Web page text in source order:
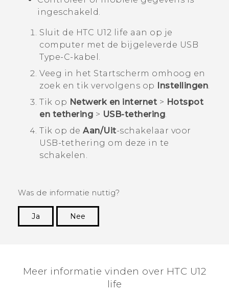
ingeschakeld.
Sluit de HTC U12 life aan op je
computer met de bijgeleverde USB
Type-C-kabel.
Veeg in het Startscherm omhoog en
zoek en tik vervolgens op
Instellingen.
Tik op Netwerk en internet > Hotspot
en tethering > USB-tethering.
Tik op de Aan/Uit-schakelaar voor
USB-tethering om deze in te
schakelen.
Was de informatie nuttig?
Ja
Nee
Meer informatie vinden over HTC U12
life